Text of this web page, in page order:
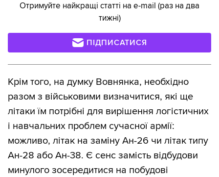
Отримуйте найкращі статті на e-mail (раз на два
тижні)
ПІДПИСАТИСЯ
Крім того, на думку Вовнянка, необхідно
разом з військовими визначитися, які ще
літаки їм потрібні для вирішення логістичних
і навчальних проблем сучасної армії:
можливо, літак на заміну Ан-26 чи літак типу
Ан-28 або Ан-38. Є сенс замість відбудови
минулого зосередитися на побудові